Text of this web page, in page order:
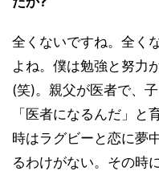
全くないですね。全く
よね。僕は勉強と努力
(笑)。親父が医者で、
「医者になるんだ」と
時はラグビーと恋に夢
るわけがない。その時